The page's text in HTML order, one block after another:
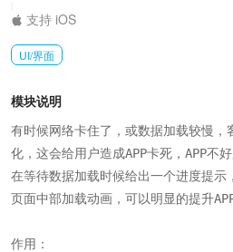
支持 iOS
UI/界面
模块说明
有时候网络卡住了，或数据加载较慢，
化，这会给用户造成APP卡死，APP不
在等待数据加载时候给出一个进度提示
页面中部加载动画，可以明显的提升
作用：